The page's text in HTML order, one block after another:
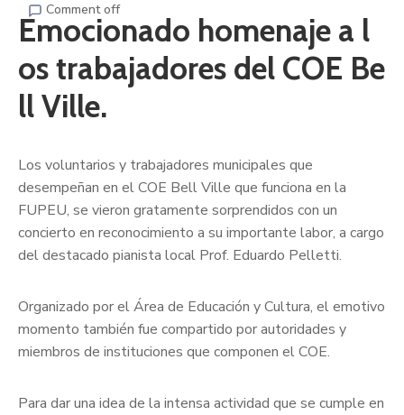
Comment off
Emocionado homenaje a l
os trabajadores del COE Be
ll Ville.
Los voluntarios y trabajadores municipales que
desempeñan en el COE Bell Ville que funciona en la
FUPEU, se vieron gratamente sorprendidos con un
concierto en reconocimiento a su importante labor, a cargo
del destacado pianista local Prof. Eduardo Pelletti.
Organizado por el Área de Educación y Cultura, el emotivo
momento también fue compartido por autoridades y
miembros de instituciones que componen el COE.
Para dar una idea de la intensa actividad que se cumple en